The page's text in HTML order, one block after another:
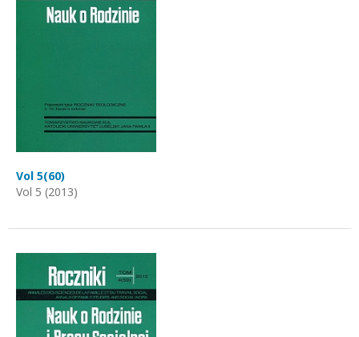
Vol 5(60)
Vol 5 (2013)